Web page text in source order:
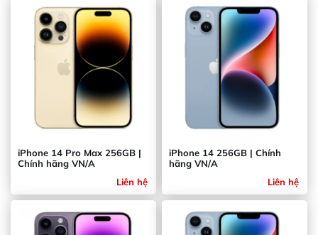
iPhone 14 Pro Max 256GB |
Chính hãng VN/A
Liên hệ
iPhone 14 256GB | Chính
hãng VN/A
Liên hệ